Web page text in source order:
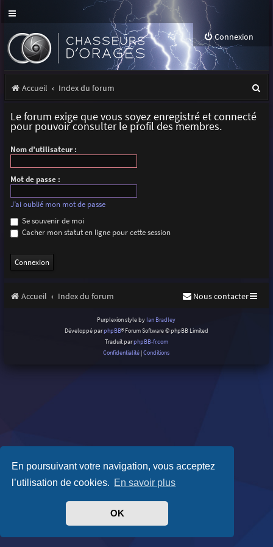
En poursuivant votre navigation, vous acceptez
l’utilisation de cookies. En savoir plus
OK
Connexion
Accueil Index du forum
Le forum exige que vous soyez enregistré et connecté
pour pouvoir consulter le profil des membres.
Nom d’utilisateur :
Mot de passe :
J’ai oublié mon mot de passe
Se souvenir de moi
Cacher mon statut en ligne pour cette session
Accueil Index du forum Nous contacter
Purplexion style by Ian Bradley
Développé parphpBB® Forum Software © phpBB Limited
Traduit parphpBB-fr.com
Confidentialité |Conditions